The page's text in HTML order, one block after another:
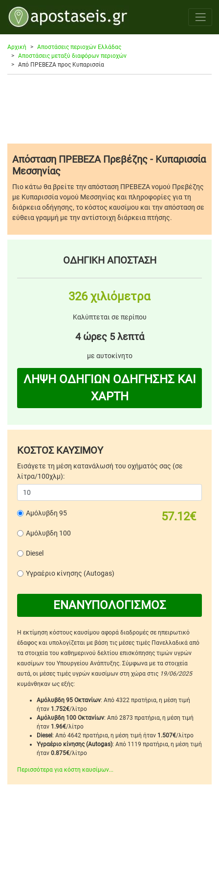
Αρχική
Αποστάσεις περιοχών Ελλάδας
Αποστάσεις μεταξύ διαφόρων περιοχών
Από ΠΡΕΒΕΖΑ προς Κυπαρισσία
Απόσταση ΠΡΕΒΕΖΑ Πρεβέζης - Κυπαρισσία
Μεσσηνίας
Πιο κάτω θα βρείτε την απόσταση ΠΡΕΒΕΖΑ νομού Πρεβέζης
με Κυπαρισσία νομού Μεσσηνίας και πληροφορίες για τη
διάρκεια οδήγησης, το κόστος καυσίμου και την απόσταση σε
εύθεια γραμμή με την αντίστοιχη διάρκεια πτήσης.
ΟΔΗΓΙΚΗ ΑΠΟΣΤΑΣΗ
326 χιλιόμετρα
Καλύπτεται σε περίπου
4 ώρες 5 λεπτά
με αυτοκίνητο
ΛΗΨΗ ΟΔΗΓΙΩΝ ΟΔΗΓΗΣΗΣ ΚΑΙ
ΧΑΡΤΗ
ΚΟΣΤΟΣ ΚΑΥΣΙΜΟΥ
Εισάγετε τη μέση κατανάλωσή του οχήματός σας (σε
λίτρα/100χλμ):
57.12€
Αμόλυβδη 95
Αμόλυβδη 100
Diesel
Υγραέριο κίνησης (Autogas)
ΕΝΑΝΥΠΟΛΟΓΙΣΜΟΣ
Η εκτίμηση κόστους καυσίμου αφορά διαδρομές σε ηπειρωτικό
έδαφος και υπολογίζεται με βάση τις μέσες τιμές Πανελλαδικά από
τα στοιχεία του καθημερινού δελτίου επισκόπησης τιμών υγρών
καυσίμων του Υπουργείου Ανάπτυξης. Σύμφωνα με τα στοιχεία
αυτά, οι μέσες τιμές υγρών καυσίμων στη χώρα στις 19/06/2025
κυμάνθηκαν ως εξής:
Αμόλυβδη 95 Οκτανίων: Από 4322 πρατήρια, η μέση τιμή
ήταν 1.752€/λίτρο
Αμόλυβδη 100 Οκτανίων: Από 2873 πρατήρια, η μέση τιμή
ήταν 1.96€/λίτρο
Diesel: Από 4642 πρατήρια, η μέση τιμή ήταν 1.507€/λίτρο
Υγραέριο κίνησης (Autogas): Από 1119 πρατήρια, η μέση τιμή
ήταν 0.875€/λίτρο
Περισσότερα για κόστη καυσίμων...